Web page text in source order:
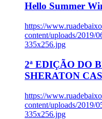
Hello Summer
https://
content/uploads/2019/
335x256.jpg
2ª EDIÇÃO DO
SHERATON
https://
content/uploads/2019/
335x256.jpg